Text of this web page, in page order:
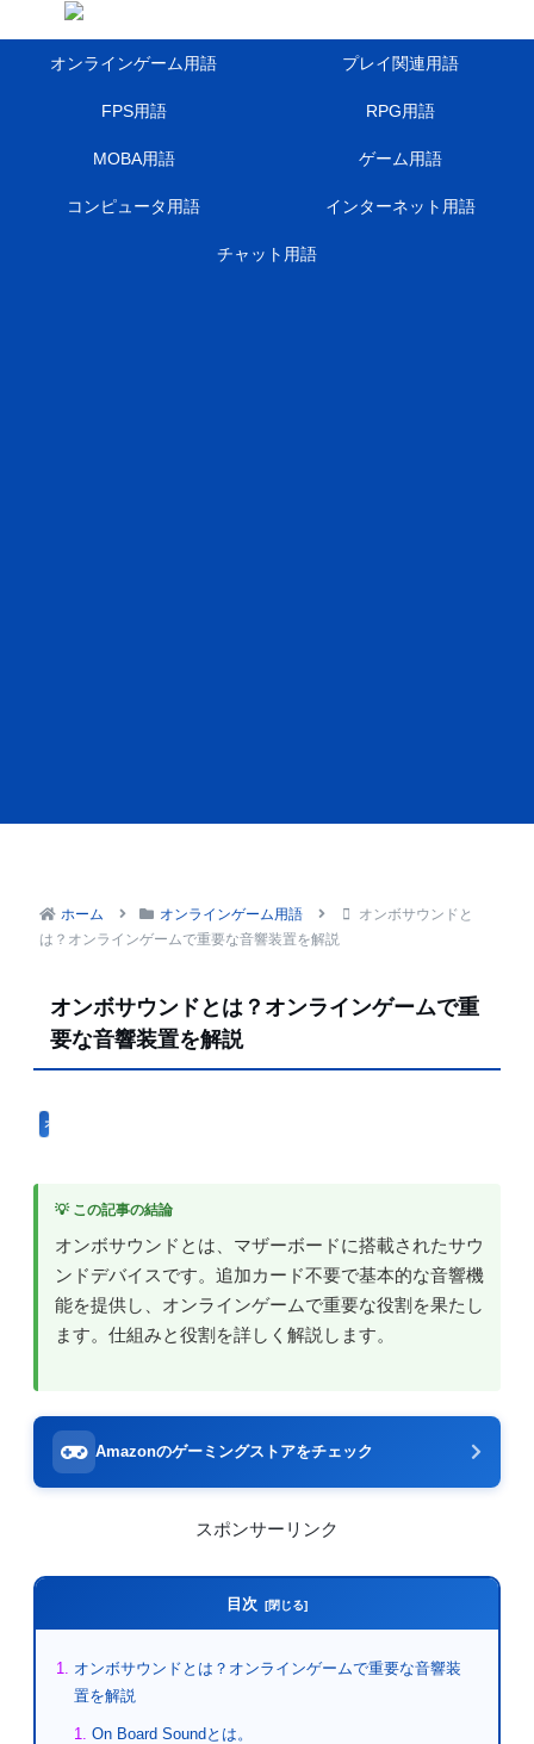
オンラインゲーム用語 プレイ関連用語
FPS用語 RPG用語
MOBA用語 ゲーム用語
コンピュータ用語 インターネット用語
チャット用語
ホーム オンラインゲーム用語
オンボサウンドと
は？オンラインゲームで重要な音響装置を解説
オンボサウンドとは？オンラインゲームで重
要な音響装置を解説
オンラインゲーム用語
💡 この記事の結論
オンボサウンドとは、マザーボードに搭載されたサウ
ンドデバイスです。追加カード不要で基本的な音響機
能を提供し、オンラインゲームで重要な役割を果たし
ます。仕組みと役割を詳しく解説します。
Amazonのゲーミングストアをチェック
スポンサーリンク
目次
オンボサウンドとは？オンラインゲームで重要な音響装
置を解説
On Board Soundとは。